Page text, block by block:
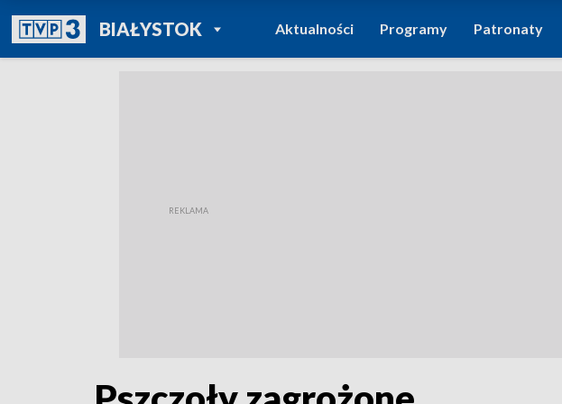
BIAŁYSTOKPOWRÓT DO
TVP REGIONY
Aktualności Programy Patronaty